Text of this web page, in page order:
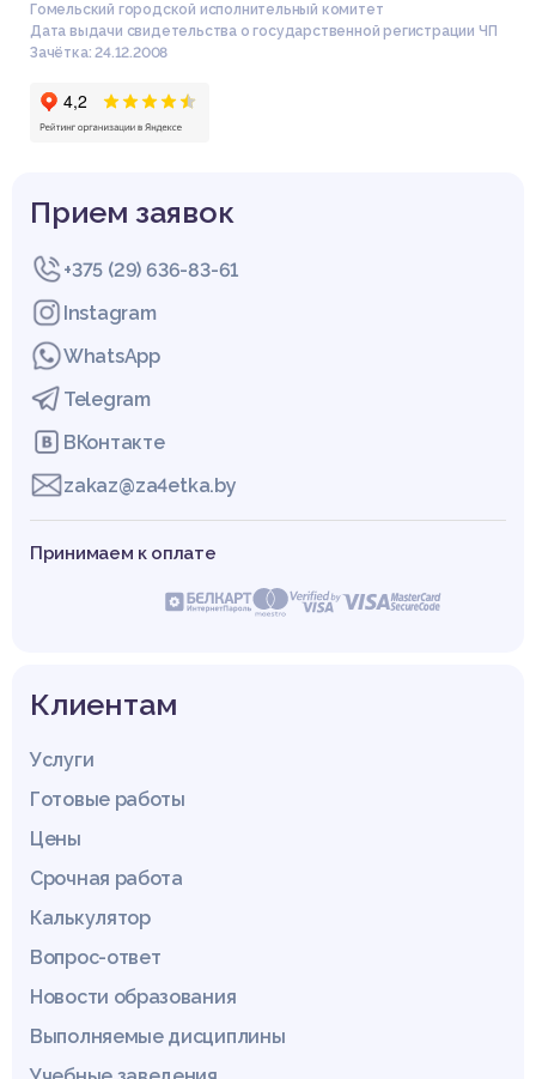
Гомельский городской исполнительный комитет
Дата выдачи свидетельства о государственной регистрации ЧП
Зачётка: 24.12.2008
Прием заявок
+375 (29) 636-83-61
Instagram
WhatsApp
Telegram
ВКонтакте
zakaz@za4etka.by
Принимаем к оплате
Клиентам
Услуги
Готовые работы
Цены
Срочная работа
Калькулятор
Вопрос-ответ
Новости образования
Выполняемые дисциплины